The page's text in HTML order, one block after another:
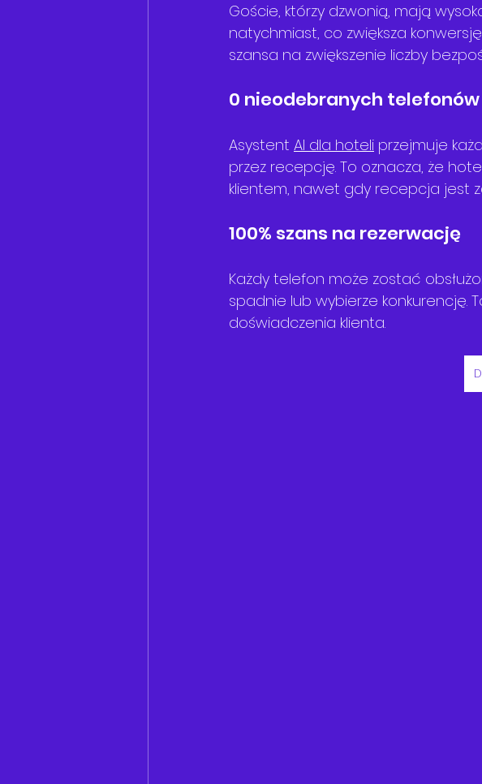
Goście, którzy dzwonią, mają
natychmiast, co zwiększa
szansa na zwiększenie liczby
0 nieodebranych telefonów
Asystent AI dla hoteli przejmuje
przez recepcję. To oznacza, że
klientem, nawet gdy recepcja jest
100% szans na rezerwację
Każdy telefon może zostać
spadnie lub wybierze konkurencję.
doświadczenia klienta.